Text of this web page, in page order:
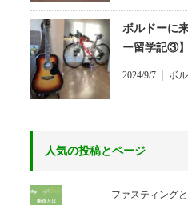
ボルドーに
ー留学記③】
2024/9/7 ボ
人気の投稿とページ
ファスティング